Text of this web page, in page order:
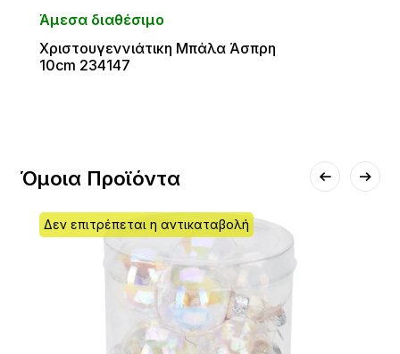
Άμεσα διαθέσιμο
Χριστουγεννιάτικη Μπάλα Άσπρη
10cm 234147
Όμοια Προϊόντα
Δεν επιτρέπεται η αντικαταβολή